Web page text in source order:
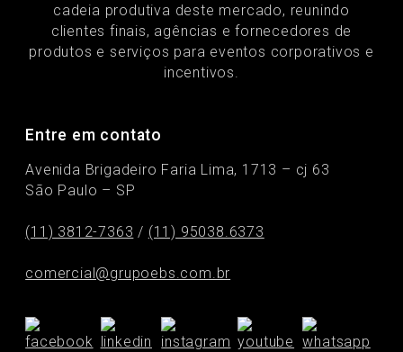
cadeia produtiva deste mercado, reunindo
clientes finais, agências e fornecedores de
produtos e serviços para eventos corporativos e
incentivos.
Entre em contato
Avenida Brigadeiro Faria Lima, 1713 – cj 63
São Paulo – SP
(11) 3812-7363 / (11) 95038.6373
comercial@grupoebs.com.br